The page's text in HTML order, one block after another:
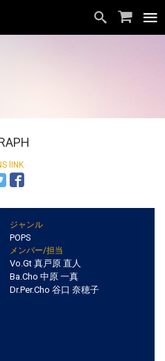
ジャンル
POPS
メンバー/担当
Vo.Gt 真戸原 直人
Ba.Cho 中原 一真
Dr.Per.Cho 谷口 奈穂子